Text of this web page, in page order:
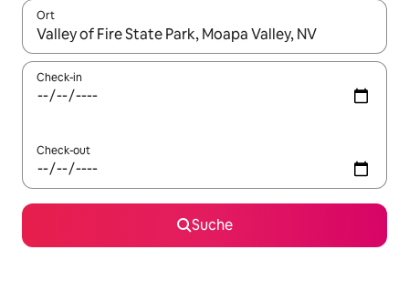
Ort
Wenn Ergebnisse verfügbar sind, navigiere mit den
Check-in
Check-out
Suche